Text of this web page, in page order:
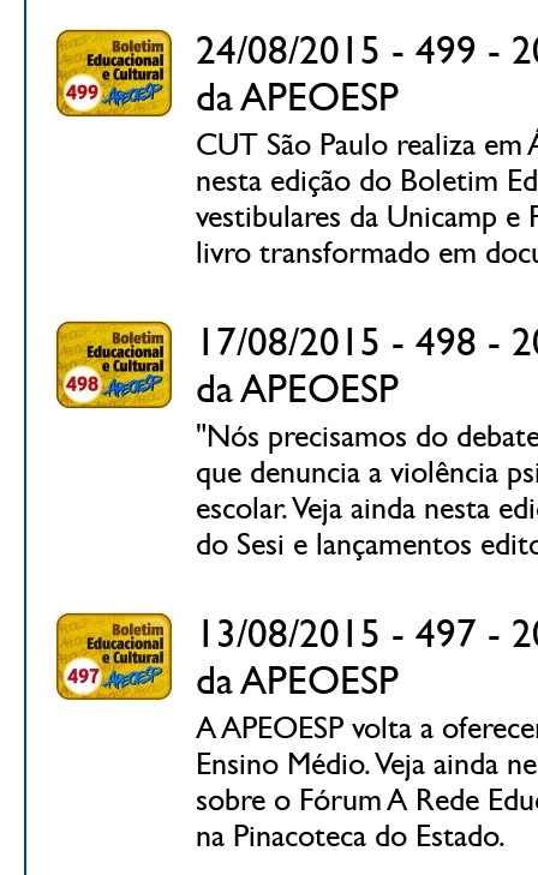
24/08/2015 - 499 -
da APEOESP
CUT São Paulo realiza em
nesta edição do Boletim
vestibulares da Unicamp e
livro transformado em
17/08/2015 - 498 -
da APEOESP
"Nós precisamos do
que denuncia a violência
escolar. Veja ainda nesta
do Sesi e lançamentos
13/08/2015 - 497 -
da APEOESP
A APEOESP volta a
Ensino Médio. Veja ainda
sobre o Fórum A Rede
na Pinacoteca do Estado.